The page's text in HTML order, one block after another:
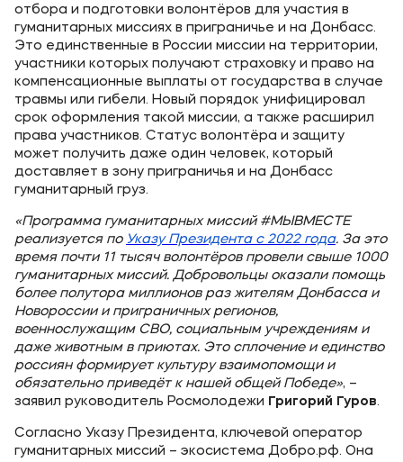
отбора и подготовки волонтёров для участия в
гуманитарных миссиях в приграничье и на Донбасс.
Это единственные в России миссии на территории,
участники которых получают страховку и право на
компенсационные выплаты от государства в случае
травмы или гибели. Новый порядок унифицировал
срок оформления такой миссии, а также расширил
права участников. Статус волонтёра и защиту
может получить даже один человек, который
доставляет в зону приграничья и на Донбасс
гуманитарный груз.
«Программа гуманитарных миссий #МЫВМЕСТЕ
реализуется по Указу Президента с 2022 года. За это
время почти 11 тысяч волонтёров провели свыше 1000
гуманитарных миссий. Добровольцы оказали помощь
более полутора миллионов раз жителям Донбасса и
Новороссии и приграничных регионов,
военнослужащим СВО, социальным учреждениям и
даже животным в приютах. Это сплочение и единство
россиян формирует культуру взаимопомощи и
обязательно приведёт к нашей общей Победе», –
заявил руководитель Росмолодежи Григорий Гуров.
Согласно Указу Президента, ключевой оператор
гуманитарных миссий – экосистема Добро.рф. Она